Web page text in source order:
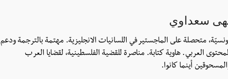
سعداوي
متحصلة على الماجستير في اللسانيات الانجليزية. مهتمة بالترجمة ودعم
العربي. هاوية كتابة. مناصرة للقضية الفلسطينية، لقضايا العرب
أينما كانوا.